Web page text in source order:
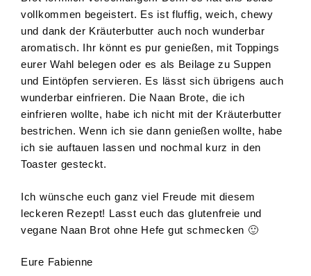
vollkommen begeistert. Es ist fluffig, weich, chewy
und dank der Kräuterbutter auch noch wunderbar
aromatisch. Ihr könnt es pur genießen, mit Toppings
eurer Wahl belegen oder es als Beilage zu Suppen
und Eintöpfen servieren. Es lässt sich übrigens auch
wunderbar einfrieren. Die Naan Brote, die ich
einfrieren wollte, habe ich nicht mit der Kräuterbutter
bestrichen. Wenn ich sie dann genießen wollte, habe
ich sie auftauen lassen und nochmal kurz in den
Toaster gesteckt.
Ich wünsche euch ganz viel Freude mit diesem
leckeren Rezept! Lasst euch das glutenfreie und
vegane Naan Brot ohne Hefe gut schmecken 🙂
Eure Fabienne